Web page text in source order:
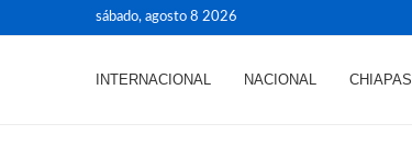
sábado, agosto 8 2026
INTERNACIONAL NACIONAL CHIAPAS